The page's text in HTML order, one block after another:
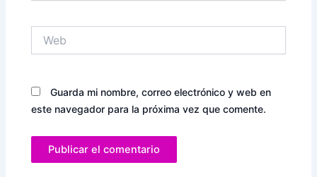
Guarda mi nombre, correo electrónico y web en
este navegador para la próxima vez que comente.